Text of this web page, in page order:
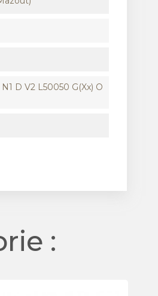
D V2 L50050 G(xx) O
: